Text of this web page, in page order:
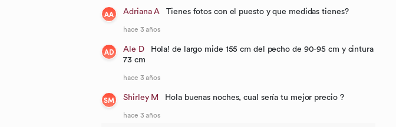
AA Adriana A Tienes fotos con el puesto y que medidas tienes?
hace 3 años
AD Ale D
Hola! de largo mide 155 cm del pecho de 90-95 cm y cintura
73 cm
hace 3 años
SM Shirley M Hola buenas noches, cual sería tu mejor precio ?
hace 3 años